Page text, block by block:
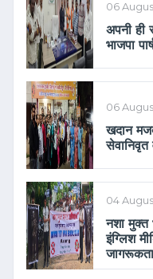
06
अपनी ही
भाजपा
06
खदान
सेवानिवृत
04
नशा मुक्त
इंग्लिश